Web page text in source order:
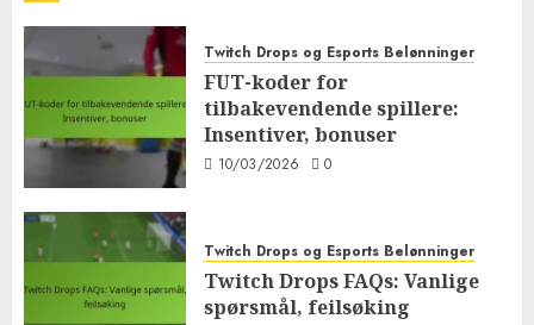
Twitch Drops og Esports Belønninger
FUT-koder for
tilbakevendende spillere:
Insentiver, bonuser
10/03/2026 0
Twitch Drops og Esports Belønninger
Twitch Drops FAQs: Vanlige
spørsmål, feilsøking